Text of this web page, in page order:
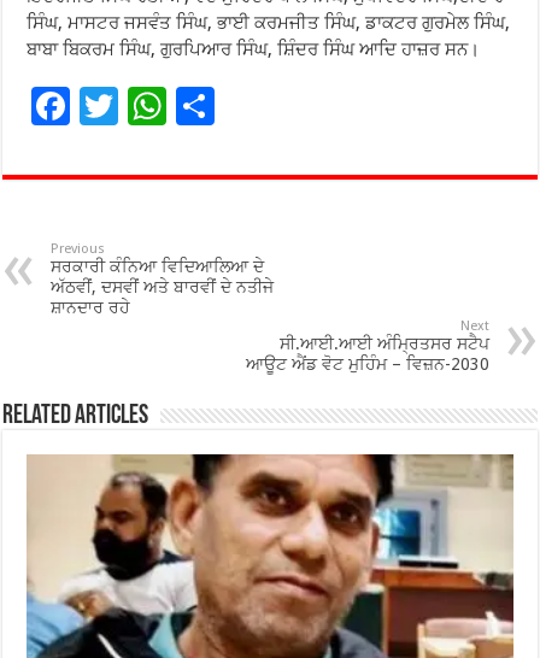
ਸਿੰਘ, ਮਾਸਟਰ ਜਸਵੰਤ ਸਿੰਘ, ਭਾਈ ਕਰਮਜੀਤ ਸਿੰਘ, ਡਾਕਟਰ ਗੁਰਮੇਲ ਸਿੰਘ,
ਬਾਬਾ ਬਿਕਰਮ ਸਿੰਘ, ਗੁਰਪਿਆਰ ਸਿੰਘ, ਸ਼ਿੰਦਰ ਸਿੰਘ ਆਦਿ ਹਾਜ਼ਰ ਸਨ।
F
e
o
o
T
tt
W
at
p
p
ar
Previous
ਸਰਕਾਰੀ ਕੰਨਿਆ ਵਿਦਿਆਲਿਆ ਦੇ
ਅੱਠਵੀਂ, ਦਸਵੀਂ ਅਤੇ ਬਾਰਵੀਂ ਦੇ ਨਤੀਜੇ
ਸ਼ਾਨਦਾਰ ਰਹੇ
Next
ਸੀ.ਆਈ.ਆਈ ਅੰਮ੍ਰਿਤਸਰ ਸਟੈਪ
ਆਊਟ ਐਂਡ ਵੋਟ ਮੁਹਿੰਮ – ਵਿਜ਼ਨ-2030
Related Articles